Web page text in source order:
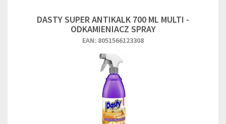
DASTY SUPER ANTIKALK 700 ML MULTI -
ODKAMIENIACZ SPRAY
EAN: 8051566123308